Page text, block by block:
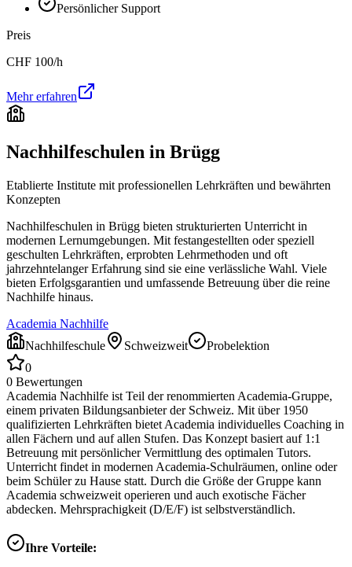
Persönlicher Support
Preis
CHF 100/h
Mehr erfahren
Nachhilfeschulen in Brügg
Etablierte Institute mit professionellen Lehrkräften und bewährten
Konzepten
Nachhilfeschulen in Brügg bieten strukturierten Unterricht in
modernen Lernumgebungen. Mit festangestellten oder speziell
geschulten Lehrkräften, erprobten Lehrmethoden und oft
jahrzehntelanger Erfahrung sind sie eine verlässliche Wahl. Viele
bieten Erfolgsgarantien und umfassende Betreuung über die reine
Nachhilfe hinaus.
Academia Nachhilfe
Nachhilfeschule
Schweizweit
Probelektion
0
0 Bewertungen
Academia Nachhilfe ist Teil der renommierten Academia-Gruppe,
einem privaten Bildungsanbieter der Schweiz. Mit über 1950
qualifizierten Lehrkräften bietet Academia individuelles Coaching in
allen Fächern und auf allen Stufen. Das Konzept basiert auf 1:1
Betreuung mit persönlicher Vermittlung des optimalen Tutors.
Unterricht findet in modernen Academia-Schulräumen, online oder
beim Schüler zu Hause statt. Durch die Größe der Gruppe kann
Academia schweizweit operieren und auch exotische Fächer
abdecken. Mehrsprachigkeit (D/E/F) ist selbstverständlich.
Ihre Vorteile: